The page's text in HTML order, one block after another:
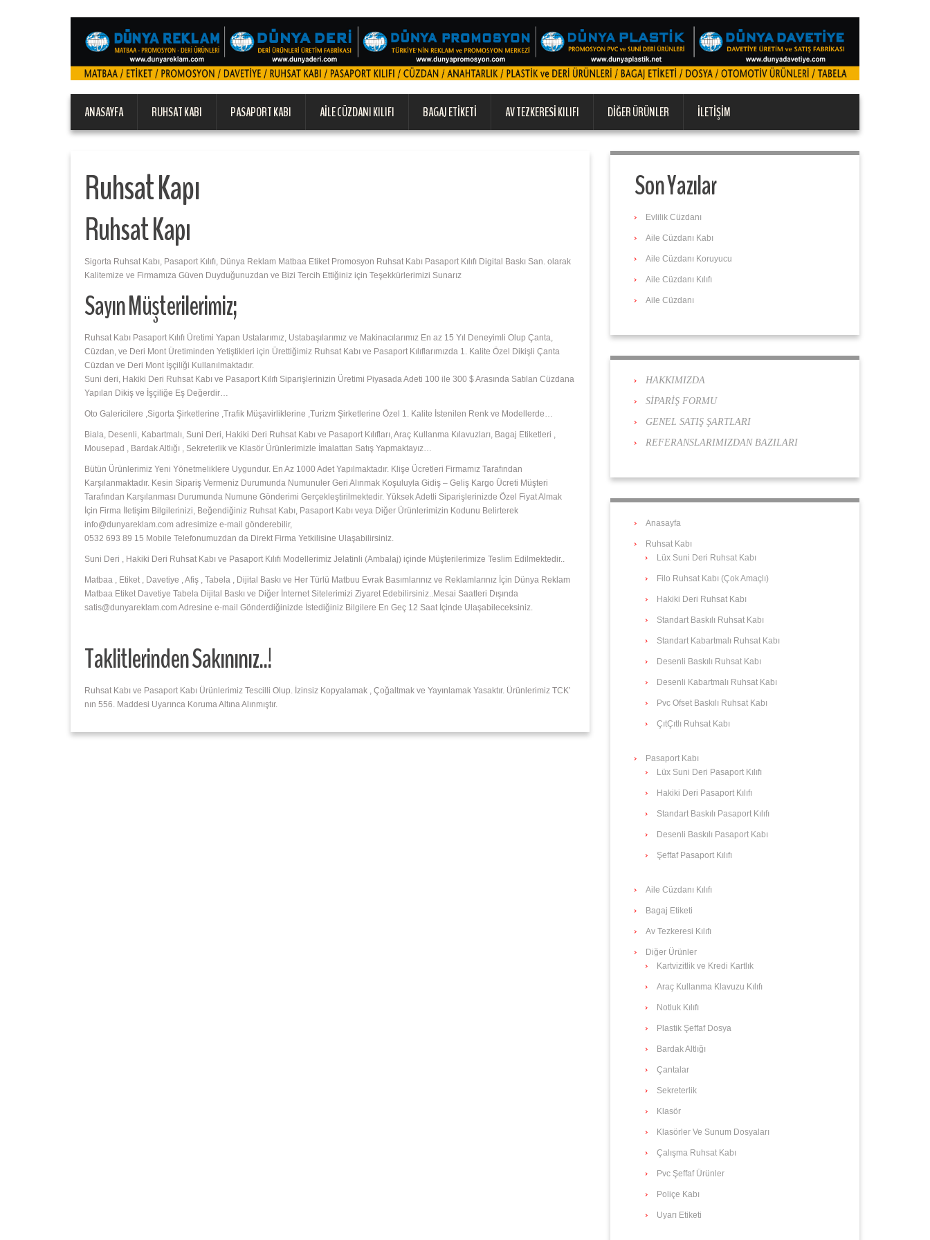
ANASAYFA RUHSAT KABI PASAPORT KABI AILE CÜZDANI KILIFI BAGAJ ETIKETI AV TEZKERESI KILIFI DIĞER ÜRÜNLER İLETIŞIM
Ruhsat Kapı
Ruhsat Kapı
Sigorta Ruhsat Kabı, Pasaport Kılıfı, Dünya Reklam Matbaa Etiket Promosyon Ruhsat Kabı Pasaport Kılıfı Digital Baskı San. olarak
Kalitemize ve Firmamıza Güven Duyduğunuzdan ve Bizi Tercih Ettiğiniz için Teşekkürlerimizi Sunarız
Sayın Müşterilerimiz;
Ruhsat Kabı Pasaport Kılıfı Üretimi Yapan Ustalarımız, Ustabaşılarımız ve Makinacılarımız En az 15 Yıl Deneyimli Olup Çanta,
Cüzdan, ve Deri Mont Üretiminden Yetiştikleri için Ürettiğimiz Ruhsat Kabı ve Pasaport Kılıflarımızda 1. Kalite Özel Dikişli Çanta
Cüzdan ve Deri Mont İşçiliği Kullanılmaktadır.
Suni deri, Hakiki Deri Ruhsat Kabı ve Pasaport Kılıfı Siparişlerinizin Üretimi Piyasada Adeti 100 ile 300 $ Arasında Satılan Cüzdana
Yapılan Dikiş ve İşçiliğe Eş Değerdir…
Oto Galericilere ,Sigorta Şirketlerine ,Trafik Müşavirliklerine ,Turizm Şirketlerine Özel 1. Kalite İstenilen Renk ve Modellerde…
Biala, Desenli, Kabartmalı, Suni Deri, Hakiki Deri Ruhsat Kabı ve Pasaport Kılıfları, Araç Kullanma Kılavuzları, Bagaj Etiketleri ,
Mousepad , Bardak Altlığı , Sekreterlik ve Klasör Ürünlerimizle İmalattan Satış Yapmaktayız…
Bütün Ürünlerimiz Yeni Yönetmeliklere Uygundur. En Az 1000 Adet Yapılmaktadır. Klişe Ücretleri Firmamız Tarafından
Karşılanmaktadır. Kesin Sipariş Vermeniz Durumunda Numunuler Geri Alınmak Koşuluyla Gidiş – Geliş Kargo Ücreti Müşteri
Tarafından Karşılanması Durumunda Numune Gönderimi Gerçekleştirilmektedir. Yüksek Adetli Siparişlerinizde Özel Fiyat Almak
İçin Firma İletişim Bilgilerinizi, Beğendiğiniz Ruhsat Kabı, Pasaport Kabı veya Diğer Ürünlerimizin Kodunu Belirterek
info@dunyareklam.com adresimize e-mail gönderebilir,
0532 693 89 15 Mobile Telefonumuzdan da Direkt Firma Yetkilisine Ulaşabilirsiniz.
Suni Deri , Hakiki Deri Ruhsat Kabı ve Pasaport Kılıfı Modellerimiz Jelatinli (Ambalaj) içinde Müşterilerimize Teslim Edilmektedir..
Matbaa , Etiket , Davetiye , Afiş , Tabela , Dijital Baskı ve Her Türlü Matbuu Evrak Basımlarınız ve Reklamlarınız İçin Dünya Reklam
Matbaa Etiket Davetiye Tabela Dijital Baskı ve Diğer İnternet Sitelerimizi Ziyaret Edebilirsiniz..Mesai Saatleri Dışında
satis@dunyareklam.com Adresine e-mail Gönderdiğinizde İstediğiniz Bilgilere En Geç 12 Saat İçinde Ulaşabileceksiniz.
Taklitlerinden Sakınınız..!
Ruhsat Kabı ve Pasaport Kabı Ürünlerimiz Tescilli Olup. İzinsiz Kopyalamak , Çoğaltmak ve Yayınlamak Yasaktır. Ürünlerimiz TCK’
nın 556. Maddesi Uyarınca Koruma Altına Alınmıştır.
Son Yazılar
Evlilik Cüzdanı
Aile Cüzdanı Kabı
Aile Cüzdanı Koruyucu
Aile Cüzdanı Kılıfı
Aile Cüzdanı
HAKKIMIZDA
SİPARİŞ FORMU
GENEL SATIŞ ŞARTLARI
REFERANSLARIMIZDAN BAZILARI
Anasayfa
Ruhsat Kabı
Lüx Suni Deri Ruhsat Kabı
Filo Ruhsat Kabı (Çok Amaçlı)
Hakiki Deri Ruhsat Kabı
Standart Baskılı Ruhsat Kabı
Standart Kabartmalı Ruhsat Kabı
Desenli Baskılı Ruhsat Kabı
Desenli Kabartmalı Ruhsat Kabı
Pvc Ofset Baskılı Ruhsat Kabı
ÇıtÇıtlı Ruhsat Kabı
Pasaport Kabı
Lüx Suni Deri Pasaport Kılıfı
Hakiki Deri Pasaport Kılıfı
Standart Baskılı Pasaport Kılıfı
Desenli Baskılı Pasaport Kabı
Şeffaf Pasaport Kılıfı
Aile Cüzdanı Kılıfı
Bagaj Etiketi
Av Tezkeresi Kılıfı
Diğer Ürünler
Kartvizitlik ve Kredi Kartlık
Araç Kullanma Klavuzu Kılıfı
Notluk Kılıfı
Plastik Şeffaf Dosya
Bardak Altlığı
Çantalar
Sekreterlik
Klasör
Klasörler Ve Sunum Dosyaları
Çalışma Ruhsat Kabı
Pvc Şeffaf Ürünler
Poliçe Kabı
Uyarı Etiketi